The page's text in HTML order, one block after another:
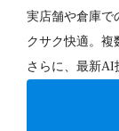
実店舗や倉庫で
クサク快適。複
さらに、最新AI